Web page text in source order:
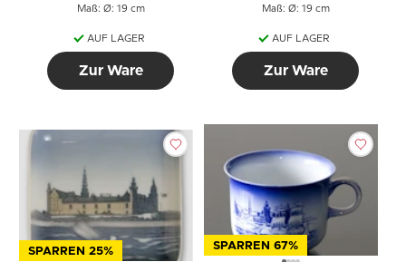
Maß: Ø: 19 cm
AUF LAGER
Zur Ware
Maß: Ø: 19 cm
AUF LAGER
Zur Ware
SPARREN 25% SPARREN 67%